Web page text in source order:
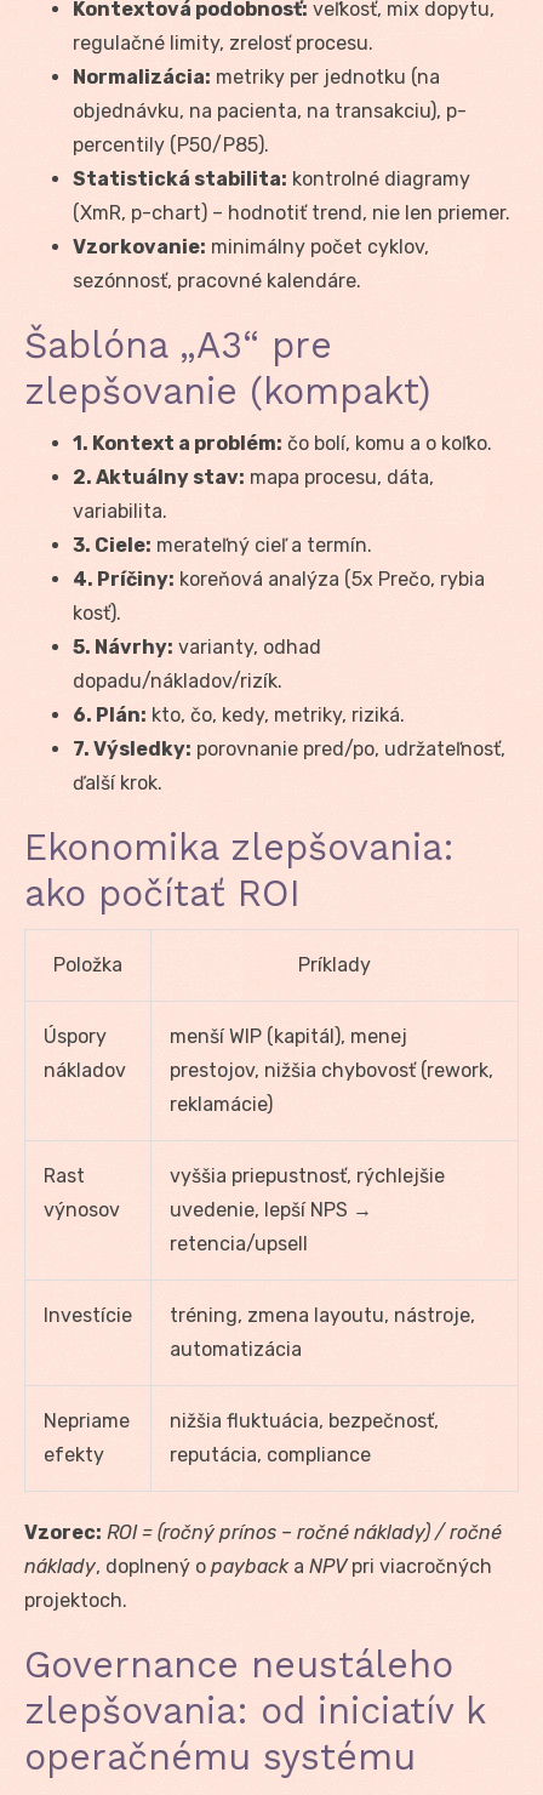
Kontextová podobnosť: veľkosť, mix dopytu,
regulačné limity, zrelosť procesu.
Normalizácia: metriky per jednotku (na
objednávku, na pacienta, na transakciu), p-
percentily (P50/P85).
Statistická stabilita: kontrolné diagramy
(XmR, p-chart) – hodnotiť trend, nie len priemer.
Vzorkovanie: minimálny počet cyklov,
sezónnosť, pracovné kalendáre.
Šablóna „A3“ pre
zlepšovanie (kompakt)
1. Kontext a problém: čo bolí, komu a o koľko.
2. Aktuálny stav: mapa procesu, dáta,
variabilita.
3. Ciele: merateľný cieľ a termín.
4. Príčiny: koreňová analýza (5x Prečo, rybia
kosť).
5. Návrhy: varianty, odhad
dopadu/nákladov/rizík.
6. Plán: kto, čo, kedy, metriky, riziká.
7. Výsledky: porovnanie pred/po, udržateľnosť,
ďalší krok.
Ekonomika zlepšovania:
ako počítať ROI
Položka Príklady
Úspory
nákladov
menší WIP (kapitál), menej
prestojov, nižšia chybovosť (rework,
reklamácie)
Rast
výnosov
vyššia priepustnosť, rýchlejšie
uvedenie, lepší NPS →
retencia/upsell
Investície
tréning, zmena layoutu, nástroje,
automatizácia
Nepriame
efekty
nižšia fluktuácia, bezpečnosť,
reputácia, compliance
Vzorec: ROI = (ročný prínos – ročné náklady) / ročné
náklady, doplnený o paybacka NPVpri viacročných
projektoch.
Governance neustáleho
zlepšovania: od iniciatív k
operačnému systému